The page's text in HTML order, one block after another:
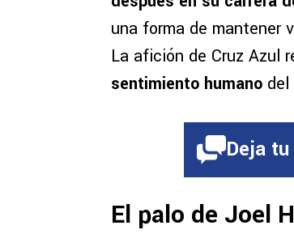
una forma de mantener
La afición de Cruz Azul
sentimiento humano
Deja
El palo de Joel